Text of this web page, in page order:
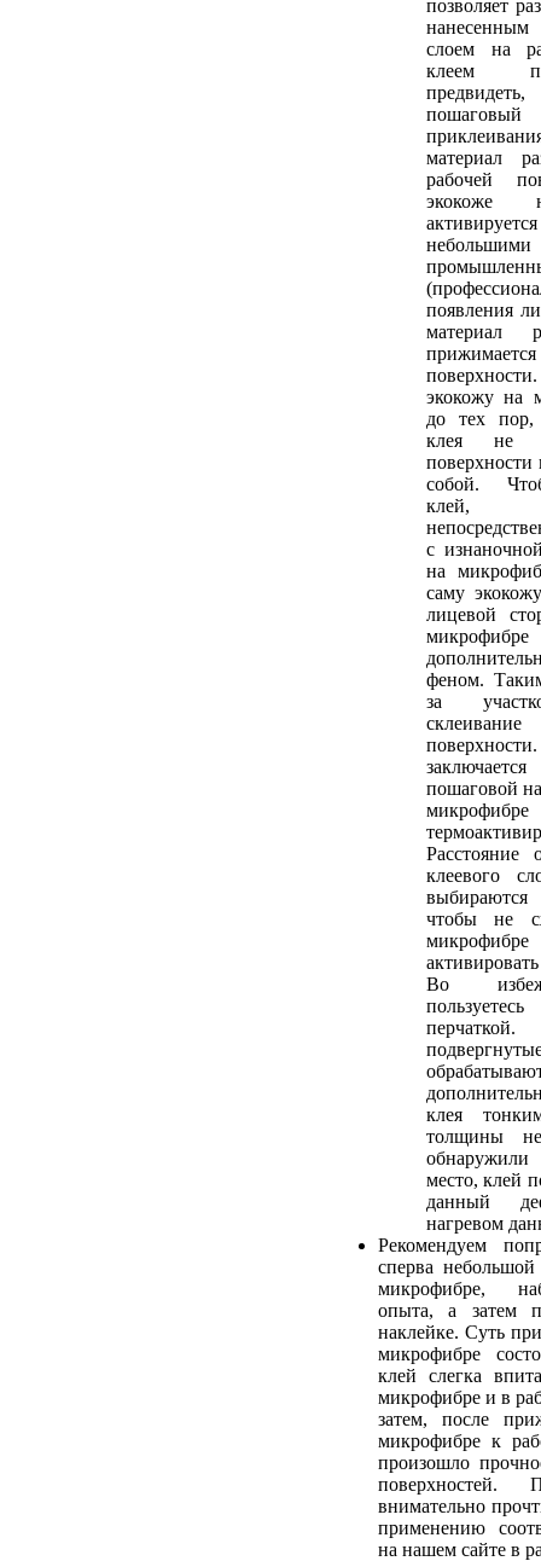
позволяет
слоем на
клеем
материал
рабочей
экокоже
появления
материал
экокожу на
до тех пор,
клея не
собой.
клей,
с
на
саму
лицевой
микрофибре
феном.
за
пошаговой
клеевого
чтобы не
Во
клея
толщины
место, клей
данный
нагревом
Рекомендуем
сперва
микрофибре,
опыта, а затем
наклейке. Суть
микрофибре
клей слегка
микрофибре и в
затем, после
микрофибре к
произошло
поверхностей.
внимательно
применению
на нашем сайте в